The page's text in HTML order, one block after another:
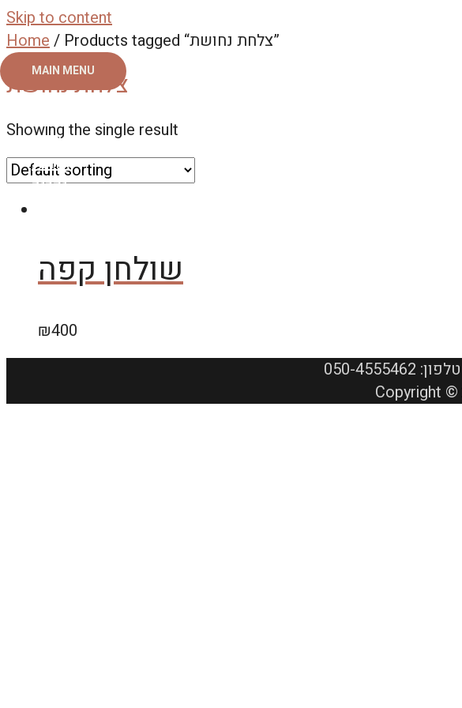
Skip to content
MAIN MENU
צור קשר
אודות
גלריה
Home / Products tagged “צלחת נחושת”
צלחת נחושת
Showing the single result
שולחן קפה
₪400